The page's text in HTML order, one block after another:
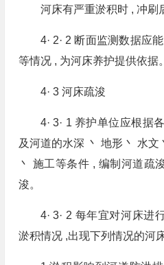
河床有严重淤积时 , 冲刷
4· 2· 2 断面监测数据应
等情况 , 为河床养护提供依据。
4· 3 河床疏浚
4· 3· 1 养护单位应根据
及河道的水深 丶 地形丶 水
丶 施工等条件 , 编制河道疏
浚。
4· 3· 2 每年宜对河床进
淤积情况 ,出现下列情况的河